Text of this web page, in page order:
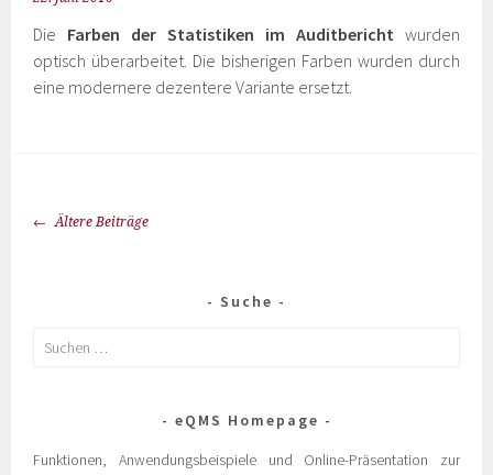
Die Farben der Statistiken im Auditbericht wurden
optisch überarbeitet. Die bisherigen Farben wurden durch
eine modernere dezentere Variante ersetzt.
Ältere Beiträge
Suche
eQMS Homepage
Funktionen, Anwendungsbeispiele und Online-Präsentation zur